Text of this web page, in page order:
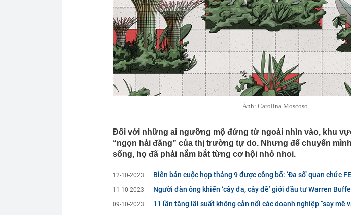
trình báo
11:30
Cận cảnh gần 7 km gắn 'tường' chống ồn trên Vành đai 3
thị TP.HCM
11:28
ETC được vinh danh Top 3 Công ty công nghệ cung cấp
dịch vụ và giải pháp chuyển đổi số uy tín năm 2026
Ảnh: Carolina Moscoso
Đối với những ai ngưỡng mộ đứng từ ngoài nhìn vào, khu
“ngọn hải đăng” của thị trường tự do. Nhưng để chuyển
sống, họ đã phải nắm bắt từng cơ hội nhỏ nhoi.
12-10-2023 Biên bản cuộc họp tháng 9 được công bố: ‘Đa số’ quan chức
11-10-2023 Người đàn ông khiến ‘cây đa, cây đề’ giới đầu tư Warren
09-10-2023 11 lần tăng lãi suất không cản nổi các doanh nghiệp “say mê